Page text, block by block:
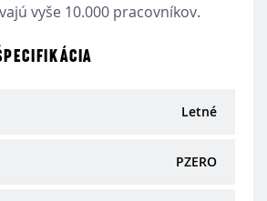
vyše 10.000 pracovníkov.
Letné
PZERO